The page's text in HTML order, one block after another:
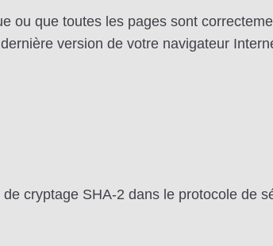
ou que toutes les pages sont
version de votre navigateur
cryptage SHA-2 dans le protocole de